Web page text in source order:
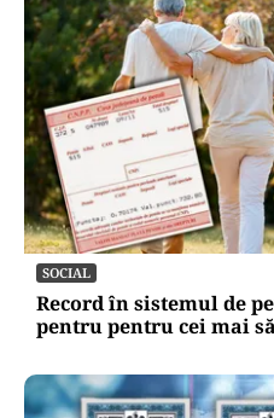
SOCIAL
Record în sistemul de
pentru pentru cei mai